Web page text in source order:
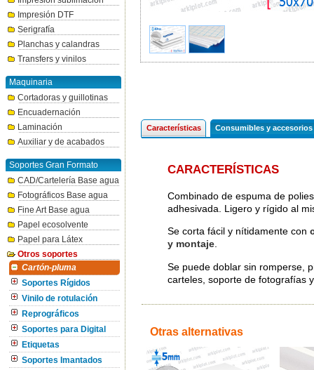
Impresión DTF
Serigrafía
Planchas y calandras
Transfers y vinilos
Maquinaria
Cortadoras y guillotinas
Encuadernación
Laminación
Auxiliar y de acabados
Soportes Gran Formato
CAD/Cartelería Base agua
Fotográficos Base agua
Fine Art Base agua
Papel ecosolvente
Papel para Látex
Otros soportes
Cartón-pluma
Soportes Rígidos
Vinilo de rotulación
Reprográficos
Soportes para Digital
Etiquetas
Soportes Imantados
Características Consumibles y accesorios
CARACTERÍSTICAS
Combinado de espuma de
adhesivada. Ligero y rígido al
Se corta fácil y nítidamente con
y montaje.
Se puede doblar sin romperse,
carteles, soporte de fotografías
Otras alternativas